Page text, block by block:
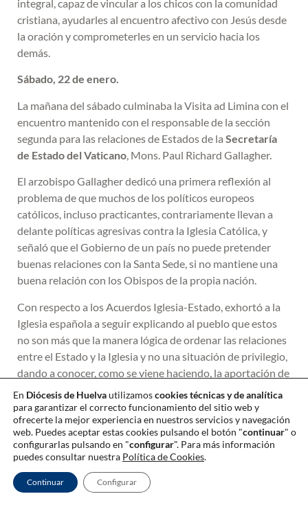
integral, capaz de vincular a los chicos con la comunidad
cristiana, ayudarles al encuentro afectivo con Jesús desde
la oración y comprometerles en un servicio hacia los
demás.
Sábado, 22 de enero.
La mañana del sábado culminaba la Visita ad Limina con el
encuentro mantenido con el responsable de la sección
segunda para las relaciones de Estados de la Secretaría
de Estado del Vaticano, Mons. Paul Richard Gallagher.
El arzobispo Gallagher dedicó una primera reflexión al
problema de que muchos de los políticos europeos
católicos, incluso practicantes, contrariamente llevan a
delante políticas agresivas contra la Iglesia Católica, y
señaló que el Gobierno de un país no puede pretender
buenas relaciones con la Santa Sede, si no mantiene una
buena relación con los Obispos de la propia nación.
Con respecto a los Acuerdos Iglesia-Estado, exhortó a la
Iglesia española a seguir explicando al pueblo que estos
no son más que la manera lógica de ordenar las relaciones
entre el Estado y la Iglesia y no una situación de privilegio,
dando a conocer, como se viene haciendo, la aportación de
la Iglesia a la sociedad española y favoreciendo un
periodismo católico que, en el universo digital, muestre la
verdad sobre la vida de la Iglesia. Por último, otros temas
ya dialogados en otras instancias a lo largo de esta semana
fueron también tratados, como la inmigración, la presencia
de los laicos católicos en la vida pública, especialmente en
la política, etc.
En Diócesis de Huelvautilizamoscookies técnicas y de analítica
para garantizar el correcto funcionamiento del sitio web y
ofrecerte la mejor experiencia en nuestros servicios y navegación
web. Puedes aceptar estas cookies pulsando el botón "continuar" o
configurarlas pulsando en "configurar". Para más información
puedes consultar nuestra Política de Cookies.
Continuar Configurar